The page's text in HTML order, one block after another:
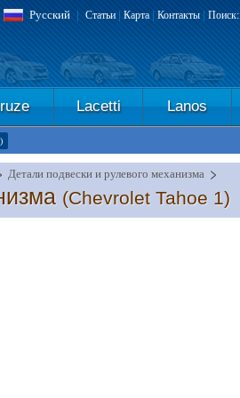
Русский | Статьи | Карта| Контакты | Поиск:
Lacetti Lanos
Детали подвески и рулевого механизма
(Chevrolet Tahoe 1)